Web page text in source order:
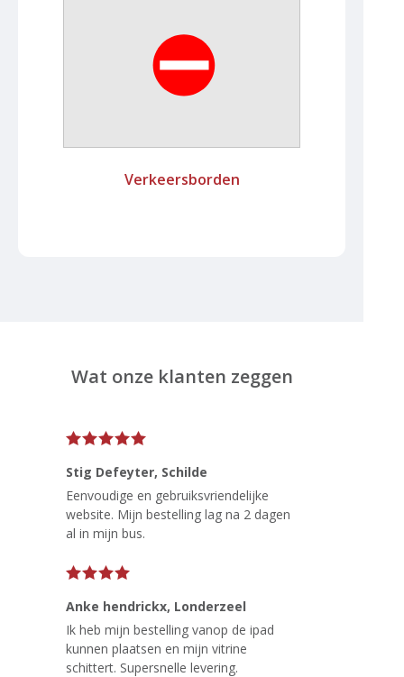
Verkeersborden
Wat onze klanten zeggen
Stig Defeyter, Schilde
Eenvoudige en gebruiksvriendelijke
website. Mijn bestelling lag na 2 dagen
al in mijn bus.
Anke hendrickx, Londerzeel
Ik heb mijn bestelling vanop de ipad
kunnen plaatsen en mijn vitrine
schittert. Supersnelle levering.